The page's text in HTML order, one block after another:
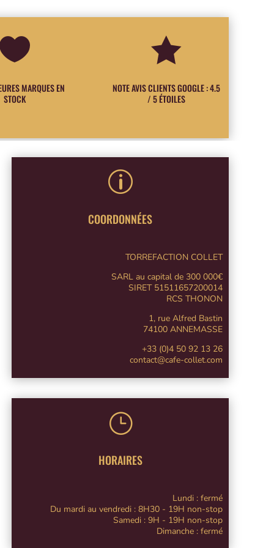

MARQUES EN
STOCK

NOTE AVIS CLIENTS GOOGLE : 4.5
/ 5 ÉTOILES
p
COORDONNÉES
TORREFACTION COLLET
SARL au capital de 300 000€
SIRET 51511657200014
RCS THONON
1, rue Alfred Bastin
74100 ANNEMASSE
+33 (0)4 50 92 13 26
contact@cafe-collet.com
}
HORAIRES
Lundi : fermé
Du mardi au vendredi : 8H30 - 19H non-stop
Samedi : 9H - 19H non-stop
Dimanche : fermé